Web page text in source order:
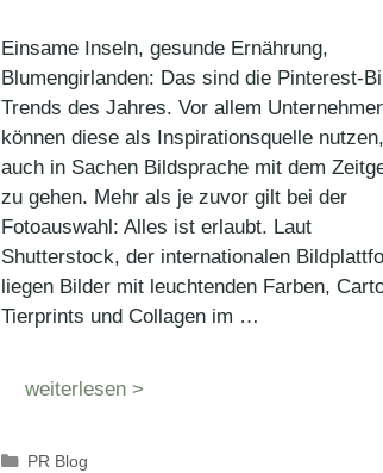
Einsame Inseln, gesunde Ernährung,
Blumengirlanden: Das sind die Pinterest-
Trends des Jahres. Vor allem
können diese als Inspirationsquelle
auch in Sachen Bildsprache mit dem
zu gehen. Mehr als je zuvor gilt bei der
Fotoauswahl: Alles ist erlaubt. Laut
Shutterstock, der internationalen
liegen Bilder mit leuchtenden Farben,
Tierprints und Collagen im …
weiterlesen >
Kategorien
PR Blog